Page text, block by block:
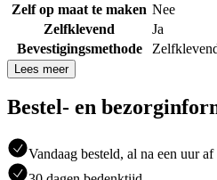
Zelf op maat te maken Nee
Zelfklevend
Ja
Bevestigingsmethode
Lees meer
Bestel- en
Vandaag besteld, al na een uur